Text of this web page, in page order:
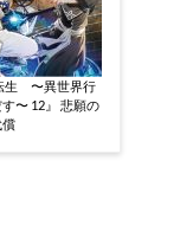
生 〜異世界行
〜 12』 悲願の
償